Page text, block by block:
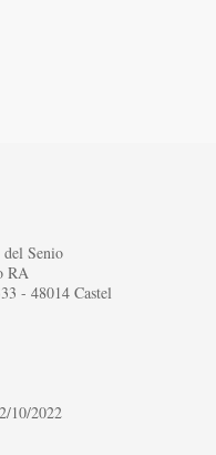
Senio
RA
- 48014 Castel
10/2022